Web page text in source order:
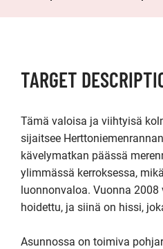
TARGET
Tämä valoisa ja viihtyisä
sijaitsee
kävelymatkan päässä
ylimmässä kerroksessa,
luonnonvaloa. Vuonna
hoidettu, ja siinä on hissi,
Asunnossa on toimiva